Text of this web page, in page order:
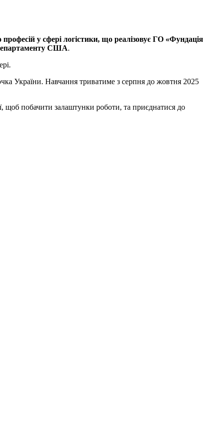
у сфері логістики, що реалізовує ГО «Фундація
департаменту США.
України. Навчання триватиме з серпня до жовтня 2025
щоб побачити залаштунки роботи, та приєднатися до